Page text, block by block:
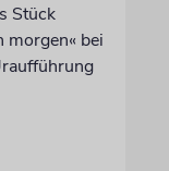
Stück
morgen« bei